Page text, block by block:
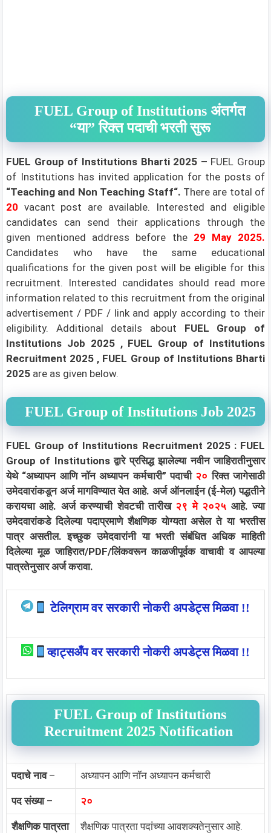
FUEL Group of Institutions अंतर्गत
“या” रिक्त पदाची भरती सुरू
FUEL Group of Institutions Bharti 2025 – FUEL Group
of Institutions has invited application for the posts of
“Teaching and Non Teaching Staff“. There are total of
20 vacant post are available. Interested and eligible
candidates can send their applications through the
given mentioned address before the 29 May 2025.
Candidates who have the same educational
qualifications for the given post will be eligible for this
recruitment. Interested candidates should read more
information related to this recruitment from the original
advertisement / PDF / link and apply according to their
eligibility. Additional details about FUEL Group of
Institutions Job 2025 , FUEL Group of Institutions
Recruitment 2025 , FUEL Group of Institutions Bharti
2025 are as given below.
FUEL Group of Institutions Job 2025
FUEL Group of Institutions Recruitment 2025 : FUEL
Group of Institutions द्वारे प्रसिद्ध झालेल्या नवीन जाहिरातीनुसार
येथे “अध्यापन आणि नॉन अध्यापन कर्मचारी” पदाची २०रिक्त जागेसाठी
उमेदवारांकडून अर्ज मागविण्यात येत आहे. अर्ज ऑनलाईन (ई-मेल) पद्धतीने
करायचा आहे. अर्ज करण्याची शेवटची तारीख२९ मे २०२५ आहे. ज्या
उमेदवारांकडे दिलेल्या पदाप्रमाणे शैक्षणिक योग्यता असेल ते या भरतीस
पात्र असतील. इच्छुक उमेदवारांनी या भरती संबंधित अधिक माहिती
दिलेल्या मूळ जाहिरात/PDF/लिंकवरून काळजीपूर्वक वाचावी व आपल्या
पात्रतेनुसार अर्ज करावा.
टेलिग्राम वर सरकारी नोकरी अपडेट्स मिळवा !!
व्हाट्सअँप वर सरकारी नोकरी अपडेट्स मिळवा !!
FUEL Group of Institutions
Recruitment 2025 Notification
पदाचे नाव– अध्यापन आणि नॉन अध्यापन कर्मचारी
पद संख्या– २०
शैक्षणिक पात्रता
शैक्षणिक पात्रता पदांच्या आवशक्यतेनुसार आहे.